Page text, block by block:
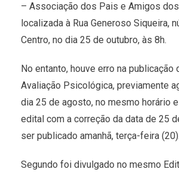
– Associação dos Pais e Amigos
localizada à Rua Generoso Siqueira,
Centro, no dia 25 de outubro, às 8h.
No entanto, houve erro na publicação
Avaliação Psicológica, previamente
dia 25 de agosto, no mesmo horário
edital com a correção da data de 25
ser publicado amanhã, terça-feira (20).
Segundo foi divulgado no mesmo